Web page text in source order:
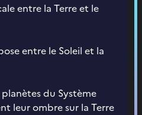
entre la Terre et le
entre le Soleil et la
du Système
leur ombre sur la Terre